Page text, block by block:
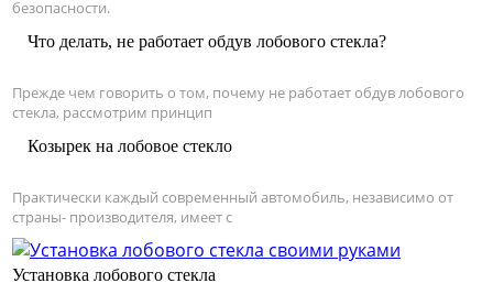
безопасности.
Что делать, не работает обдув лобового стекла?
Прежде чем говорить о том, почему не работает обдув лобового
стекла, рассмотрим принцип
Козырек на лобовое стекло
Практически каждый современный автомобиль, независимо от
страны- производителя, имеет с
Установка лобового стекла